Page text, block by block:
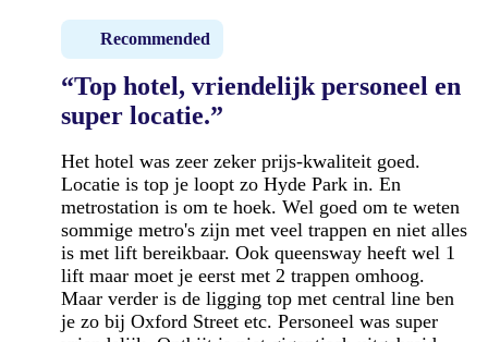
Recommended
“Top hotel, vriendelijk personeel en
super locatie.”
Het hotel was zeer zeker prijs-kwaliteit goed.
Locatie is top je loopt zo Hyde Park in. En
metrostation is om te hoek. Wel goed om te weten
sommige metro's zijn met veel trappen en niet alles
is met lift bereikbaar. Ook queensway heeft wel 1
lift maar moet je eerst met 2 trappen omhoog.
Maar verder is de ligging top met central line ben
je zo bij Oxford Street etc. Personeel was super